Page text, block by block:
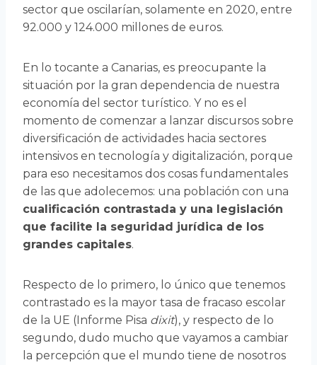
sector que oscilarían, solamente en 2020, entre
92.000 y 124.000 millones de euros.
En lo tocante a Canarias, es preocupante la
situación por la gran dependencia de nuestra
economía del sector turístico. Y no es el
momento de comenzar a lanzar discursos sobre
diversificación de actividades hacia sectores
intensivos en tecnología y digitalización, porque
para eso necesitamos dos cosas fundamentales
de las que adolecemos: una población con una
cualificación contrastada y una legislación
que facilite la seguridad jurídica de los
grandes capitales.
Respecto de lo primero, lo único que tenemos
contrastado es la mayor tasa de fracaso escolar
de la UE (Informe Pisa dixit), y respecto de lo
segundo, dudo mucho que vayamos a cambiar
la percepción que el mundo tiene de nosotros